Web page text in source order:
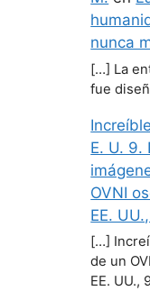
nunca
[…] La
fue
E. U. 9.
OVNI
EE.
[…]
de un
EE.